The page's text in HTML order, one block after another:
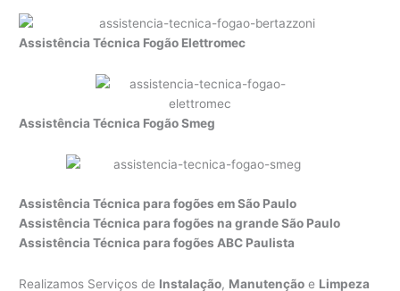
Assistência Técnica Fogão Elettromec
Assistência Técnica Fogão Smeg
Assistência Técnica para fogões em São Paulo
Assistência Técnica para fogões na grande São Paulo
Assistência Técnica para fogões ABC Paulista
Realizamos Serviços de Instalação, Manutenção e Limpeza